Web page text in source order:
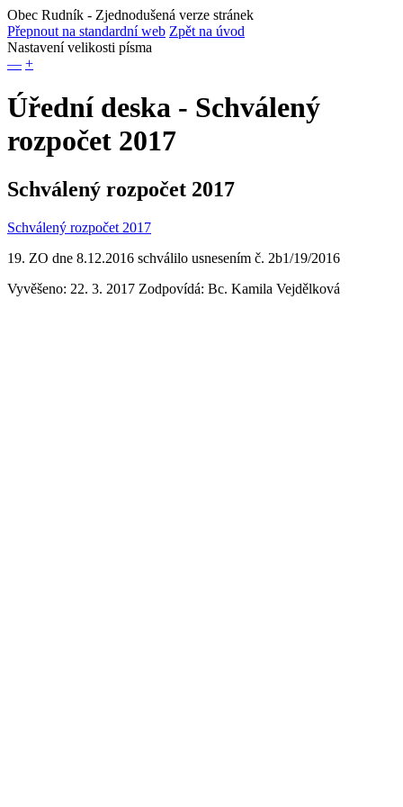
Obec Rudník - Zjednodušená verze stránek
Přepnout na standardní web Zpět na úvod
Nastavení velikosti písma
— +
Úřední deska - Schválený
rozpočet 2017
Schválený rozpočet 2017
Schválený rozpočet 2017
19. ZO dne 8.12.2016 schválilo usnesením č. 2b1/19/2016
Vyvěšeno: 22. 3. 2017 Zodpovídá: Bc. Kamila Vejdělková